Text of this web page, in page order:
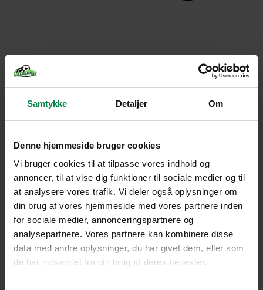
Samtykke Detaljer Om
Denne hjemmeside bruger cookies
Vi bruger cookies til at tilpasse vores indhold og
annoncer, til at vise dig funktioner til sociale medier og til
at analysere vores trafik. Vi deler også oplysninger om
din brug af vores hjemmeside med vores partnere inden
for sociale medier, annonceringspartnere og
analysepartnere. Vores partnere kan kombinere disse
data med andre oplysninger, du har givet dem, eller som
de har indsamlet fra din brug af deres tjenester.